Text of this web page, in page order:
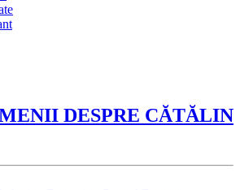
DESPRE CĂTĂLIN